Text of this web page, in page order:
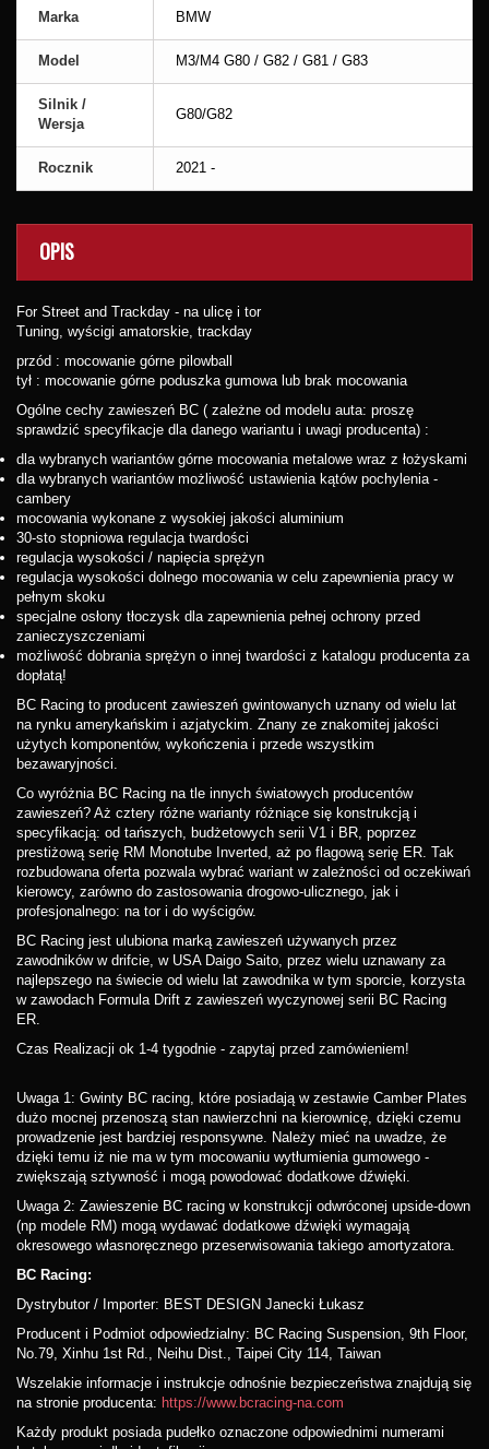
Marka BMW
Model M3/M4 G80 / G82 / G81 / G83
Silnik /
Wersja
G80/G82
Rocznik 2021 -
OPIS
For Street and Trackday - na ulicę i tor
Tuning, wyścigi amatorskie, trackday
przód : mocowanie górne pilowball
tył : mocowanie górne poduszka gumowa lub brak mocowania
Ogólne cechy zawieszeń BC ( zależne od modelu auta: proszę
sprawdzić specyfikacje dla danego wariantu i uwagi producenta) :
dla wybranych wariantów górne mocowania metalowe wraz z łożyskami
dla wybranych wariantów możliwość ustawienia kątów pochylenia -
cambery
mocowania wykonane z wysokiej jakości aluminium
30-sto stopniowa regulacja twardości
regulacja wysokości / napięcia sprężyn
regulacja wysokości dolnego mocowania w celu zapewnienia pracy w
pełnym skoku
specjalne osłony tłoczysk dla zapewnienia pełnej ochrony przed
zanieczyszczeniami
możliwość dobrania sprężyn o innej twardości z katalogu producenta za
dopłatą!
BC Racing to producent zawieszeń gwintowanych uznany od wielu lat
na rynku amerykańskim i azjatyckim. Znany ze znakomitej jakości
użytych komponentów, wykończenia i przede wszystkim
bezawaryjności.
Co wyróżnia BC Racing na tle innych światowych producentów
zawieszeń? Aż cztery różne warianty różniące się konstrukcją i
specyfikacją: od tańszych, budżetowych serii V1 i BR, poprzez
prestiżową serię RM Monotube Inverted, aż po flagową serię ER. Tak
rozbudowana oferta pozwala wybrać wariant w zależności od oczekiwań
kierowcy, zarówno do zastosowania drogowo-ulicznego, jak i
profesjonalnego: na tor i do wyścigów.
BC Racing jest ulubiona marką zawieszeń używanych przez
zawodników w drifcie, w USA Daigo Saito, przez wielu uznawany za
najlepszego na świecie od wielu lat zawodnika w tym sporcie, korzysta
w zawodach Formula Drift z zawieszeń wyczynowej serii BC Racing
ER.
Czas Realizacji ok 1-4 tygodnie - zapytaj przed zamówieniem!
Uwaga 1: Gwinty BC racing, które posiadają w zestawie Camber Plates
dużo mocnej przenoszą stan nawierzchni na kierownicę, dzięki czemu
prowadzenie jest bardziej responsywne. Należy mieć na uwadze, że
dzięki temu iż nie ma w tym mocowaniu wytłumienia gumowego -
zwiększają sztywność i mogą powodować dodatkowe dźwięki.
Uwaga 2: Zawieszenie BC racing w konstrukcji odwróconej upside-down
(np modele RM) mogą wydawać dodatkowe dźwięki wymagają
okresowego własnoręcznego przeserwisowania takiego amortyzatora.
BC Racing:
Dystrybutor / Importer: BEST DESIGN Janecki Łukasz
Producent i Podmiot odpowiedzialny: BC Racing Suspension, 9th Floor,
No.79, Xinhu 1st Rd., Neihu Dist., Taipei City 114, Taiwan
Wszelakie informacje i instrukcje odnośnie bezpieczeństwa znajdują się
na stronie producenta: https://www.bcracing-na.com
Każdy produkt posiada pudełko oznaczone odpowiednimi numerami